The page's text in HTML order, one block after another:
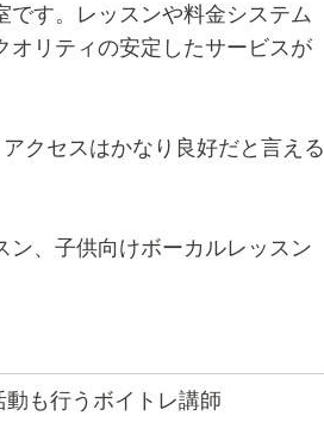
です。レッスンや料金システム
オリティの安定したサービスが
クセスはかなり良好だと言える
、子供向けボーカルレッスン
も行うボイトレ講師